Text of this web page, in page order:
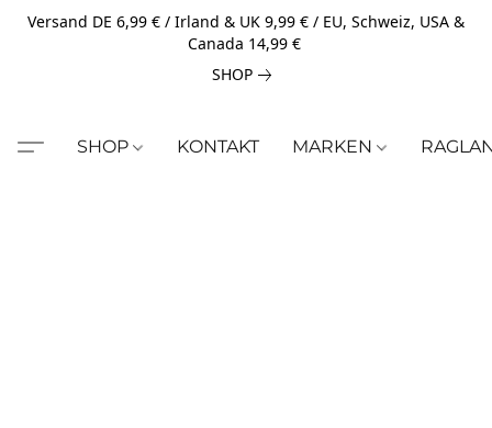
Versand DE 6,99 € / Irland & UK 9,99 € / EU, Schweiz, USA &
Canada 14,99 €
SHOP
SHOP KONTAKT MARKEN